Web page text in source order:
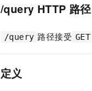
/query HTTP 路径
/query 路径接受 GET
定义